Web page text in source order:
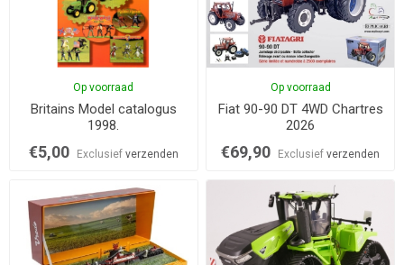
Op voorraad
Britains Model catalogus
1998.
€5,00 Exclusief verzenden
Op voorraad
Fiat 90-90 DT 4WD Chartres
2026
€69,90 Exclusiefverzenden